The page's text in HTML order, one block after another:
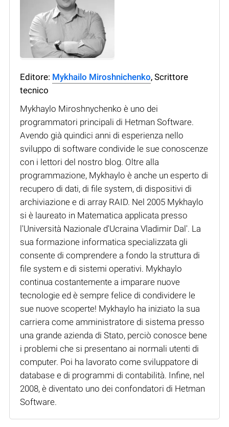
Editore: Mykhailo Miroshnichenko, Scrittore
tecnico
Mykhaylo Miroshnychenko è uno dei
programmatori principali di Hetman Software.
Avendo già quindici anni di esperienza nello
sviluppo di software condivide le sue conoscenze
con i lettori del nostro blog. Oltre alla
programmazione, Mykhaylo è anche un esperto di
recupero di dati, di file system, di dispositivi di
archiviazione e di array RAID. Nel 2005 Mykhaylo
si è laureato in Matematica applicata presso
l'Università Nazionale d'Ucraina Vladimir Dal'. La
sua formazione informatica specializzata gli
consente di comprendere a fondo la struttura di
file system e di sistemi operativi. Mykhaylo
continua costantemente a imparare nuove
tecnologie ed è sempre felice di condividere le
sue nuove scoperte! Mykhaylo ha iniziato la sua
carriera come amministratore di sistema presso
una grande azienda di Stato, perciò conosce bene
i problemi che si presentano ai normali utenti di
computer. Poi ha lavorato come sviluppatore di
database e di programmi di contabilità. Infine, nel
2008, è diventato uno dei confondatori di Hetman
Software.